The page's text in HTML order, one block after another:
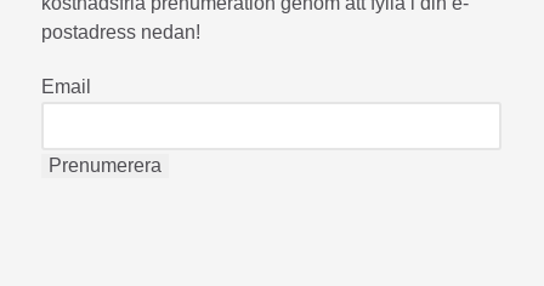
postadress nedan!
Email